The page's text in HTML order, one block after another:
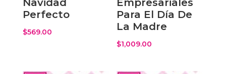
Navidad
Perfecto
$569.00
Empresariales
Para El Día De
La Madre
$1,009.00